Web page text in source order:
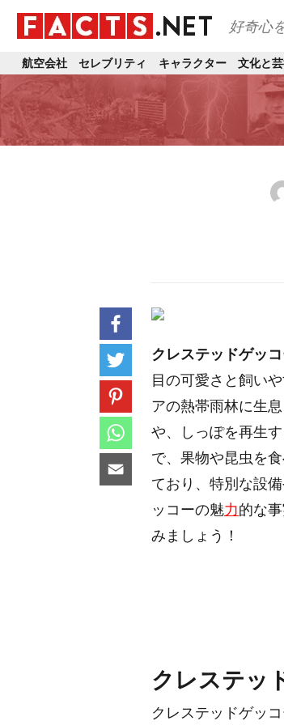
好奇心
航空会社 セレブリティ キャラクター 文化と
クレステッドゲッ
目の可愛さと飼い
アの熱帯雨林に生
や、しっぽを再生
で、果物や昆虫を
ており、特別な設
ッコーの魅力的な
みましょう！
クレステッ
クレステッドゲッ